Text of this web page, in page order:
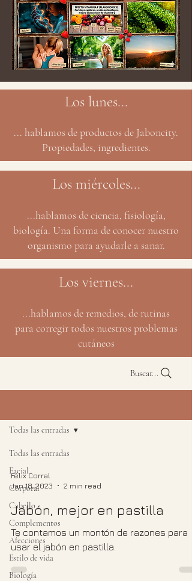
Los lunes...
... hablamos de productos de Jaboncity.
Propiedades, ingredientes.
Los miércoles...
...hablamos de ciencia, fisiología,
biología. Una forma de conocer nuestro
organismo para ayudarle a sanar.
Los viernes...
...hablamos de remedios, de rutinas
para corregir todos nuestros problemas
cutáneos
Buscar...
Todas las entradas
Facial
Corporal
Cabello
Complementos
Afecciones
Estilo de vida
Biología
Todas las entradas
Félix Corral
Jan 18, 2023
2 min read
Jabón, mejor en pastilla
Te contamos un montón de razones para
usar el jabón en pastilla.